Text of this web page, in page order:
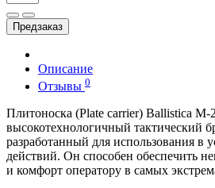
Предзаказ
Описание
Отзывы 0
Плитоноска (Plate carrier) Ballistica М-
высокотехнологичный тактический
разработанный для использования в
действий. Он способен обеспечить
и комфорт оператору в самых